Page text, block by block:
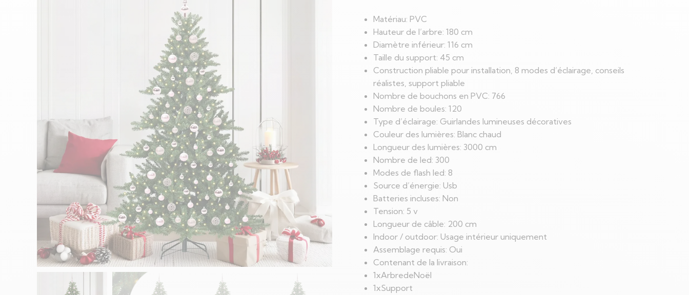
Matériau: PVC
Hauteur de l’arbre: 180 cm
Diamètre inférieur: 116 cm
Taille du support: 45 cm
Construction pliable pour installation, 8 modes d’éclairage, conseils
réalistes, support pliable
Nombre de bouchons en PVC: 766
Nombre de boules: 120
Type d’éclairage: Guirlandes lumineuses décoratives
Couleur des lumières: Blanc chaud
Longueur des lumières: 3000 cm
Nombre de led: 300
Modes de flash led: 8
Source d’énergie: Usb
Batteries incluses: Non
Tension: 5 v
Longueur de câble: 200 cm
Indoor / outdoor: Usage intérieur uniquement
Assemblage requis: Oui
Contenant de la livraison:
1xArbredeNoël
1xSupport